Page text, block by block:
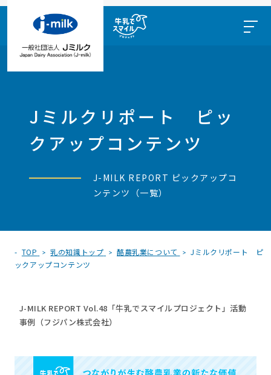
Jミルクリポート ピッ
クアップコンテンツ
J-MILK REPORT ピックアップコ
ンテンツ（一覧）
TOP 乳の知識トップ 酪農乳業について
Jミルクリポート ピ
ックアップコンテンツ
J-MILK REPORT Vol.48「牛乳でスマイルプロジェクト」活動
事例（フジパン株式会社）